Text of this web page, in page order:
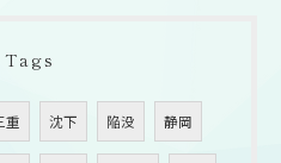
Tags
重 沈下 陥没 静岡